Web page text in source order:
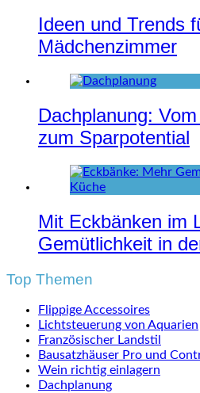
Ideen und Trends
Mädchenzimmer
Dachplanung:
zum Sparpotential
Mit Eckbänken im
Gemütlichkeit in
Top Themen
Flippige Accessoires
Lichtsteuerung von Aquarien
Französischer Landstil
Bausatzhäuser Pro und
Wein richtig einlagern
Dachplanung